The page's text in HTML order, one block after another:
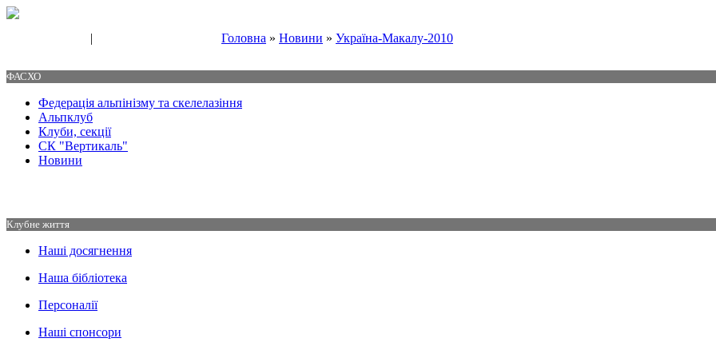
| Головна » Новини » Україна-Макалу-2010
ФАСХО
Федерація альпінізму та скелелазіння
Альпклуб
Клуби, секції
СК "Вертикаль"
Новини
Клубне життя
Наші досягнення
Наша бібліотека
Персоналії
Наші спонсори